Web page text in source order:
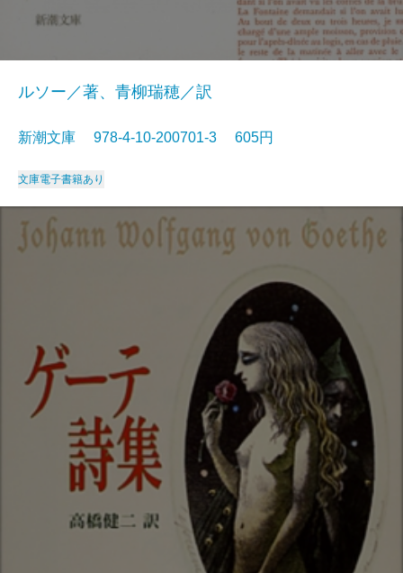
ルソー／著、青柳瑞穂／訳
新潮文庫 978-4-10-200701-3 605円
文庫電子書籍あり